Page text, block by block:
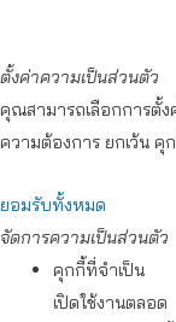
ตั้งค่าความเป็นส่วนตัว
คุณสามารถเลือกการตั้
ความต้องการ ยกเว้น คุ
ยอมรับทั้งหมด
จัดการความเป็นส่วนตัว
คุกกี้ที่จำเป็น
เปิดใช้งานตลอด